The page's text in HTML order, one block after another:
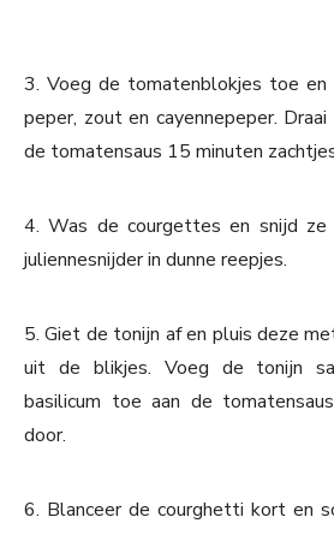
3. Voeg de tomatenblokjes toe en
peper, zout en cayennepeper.
de tomatensaus 15 minuten
4. Was de courgettes en snijd ze
juliennesnijder in dunne reepjes.
5. Giet de tonijn af en pluis deze
uit de blikjes. Voeg de tonijn
basilicum toe aan de
door.
6. Blanceer de courghetti kort en